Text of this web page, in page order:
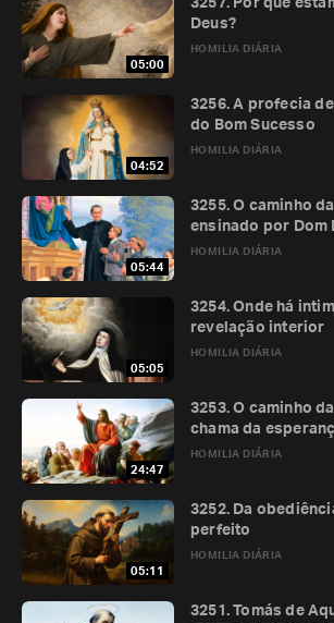
05:00
HOMILIA DIÁRIA
3257. Por que
Deus?
04:52
HOMILIA DIÁRIA
3256. A profecia
do Bom Sucesso
05:44
HOMILIA DIÁRIA
3255. O caminho
ensinado por Dom
05:05
HOMILIA DIÁRIA
3254. Onde há
revelação interior
24:47
HOMILIA DIÁRIA
3253. O caminho
chama da
05:11
HOMILIA DIÁRIA
3252. Da
perfeito
3251. Tomás de